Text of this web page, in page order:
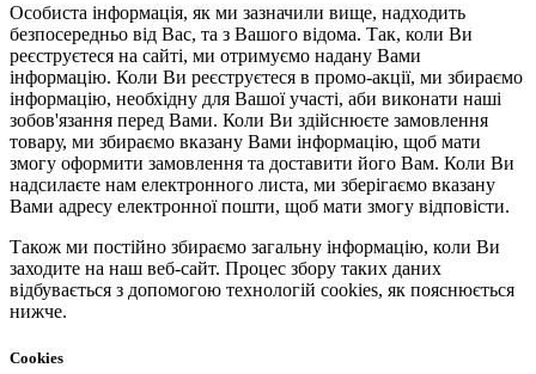
Особиста інформація, як ми зазначили вище, надходить
безпосередньо від Вас, та з Вашого відома. Так, коли Ви
реєструєтеся на сайті, ми отримуємо надану Вами
інформацію. Коли Ви реєструєтеся в промо-акції, ми збираємо
інформацію, необхідну для Вашої участі, аби виконати наші
зобов'язання перед Вами. Коли Ви здійснюєте замовлення
товару, ми збираємо вказану Вами інформацію, щоб мати
змогу оформити замовлення та доставити його Вам. Коли Ви
надсилаєте нам електронного листа, ми зберігаємо вказану
Вами адресу електронної пошти, щоб мати змогу відповісти.
Також ми постійно збираємо загальну інформацію, коли Ви
заходите на наш веб-сайт. Процес збору таких даних
відбувається з допомогою технологій cookies, як пояснюється
нижче.
Cookies